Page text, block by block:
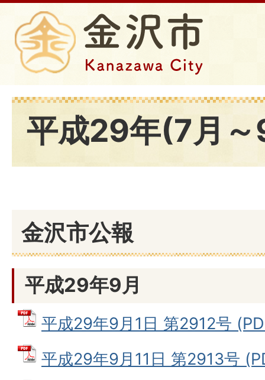
平成29年(7月
金沢市公報
平成29年9月
平成29年9月1日 第2912号
平成29年9月11日 第2913号